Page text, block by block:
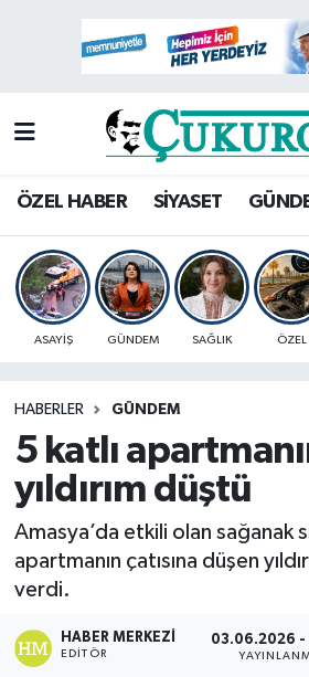
ÖZEL HABER SİYASET
ASAYİŞ GÜNDEM SAĞLIK ÖZEL
HABERLER GÜNDEM
5 katlı
yıldırım düştü
Amasya’da etkili olan sağanak
apartmanın çatısına düşen
verdi.
HABER MERKEZI
EDITÖR
03.06.2026 -
Mersin Hava Durumu
Mersin Namaz Vakitleri
Mersin Trafik Yoğunluk
Süper Lig Puan Durumu ve
Haber Arşivi